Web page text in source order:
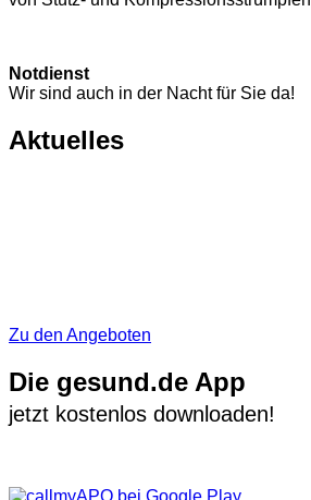
Notdienst
Wir sind auch in der Nacht für Sie da!
Aktuelles
Zu den Angeboten
Die gesund.de App
jetzt kostenlos downloaden!